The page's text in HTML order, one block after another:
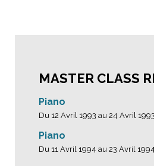
MASTER CLASS
Piano
Du 12 Avril 1993 au 24 Avril 1993
Piano
Du 11 Avril 1994 au 23 Avril 1994